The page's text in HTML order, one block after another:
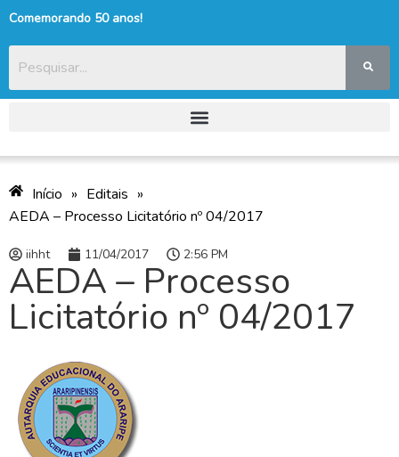
Comemorando 50 anos!
Início » Editais »
AEDA – Processo Licitatório nº 04/2017
iihht 11/04/2017 2:56 PM
AEDA – Processo
Licitatório nº 04/2017